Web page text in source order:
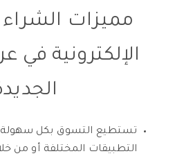
مميزات الشراء
الإلكترونية
تستطيع التسوق بكل
التطبيقات المختلفة أو من